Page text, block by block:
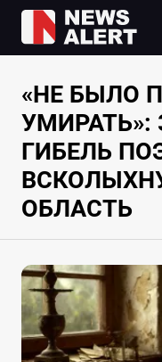
«НЕ БЫЛО
УМИРАТЬ»:
ГИБЕЛЬ
ОБЛАСТЬ